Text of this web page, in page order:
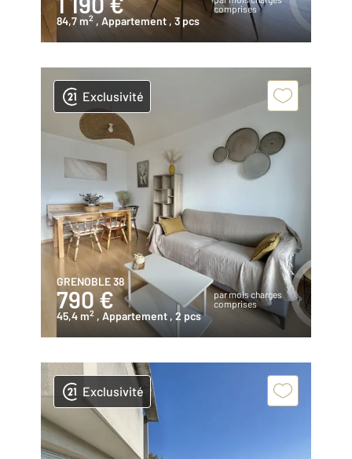
comprises
84,7 m2 , Appartement , 3 pcs
Exclusivité
GRENOBLE 38
790 €
par mois charges
comprises
45,4 m2 , Appartement , 2 pcs
Exclusivité